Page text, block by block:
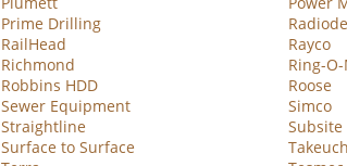
Prime Drilling
RailHead
Rayco
Richmond
Ring-
Robbins HDD
Roose
Sewer Equipment
Simco
Straightline
Subsite
Surface to Surface